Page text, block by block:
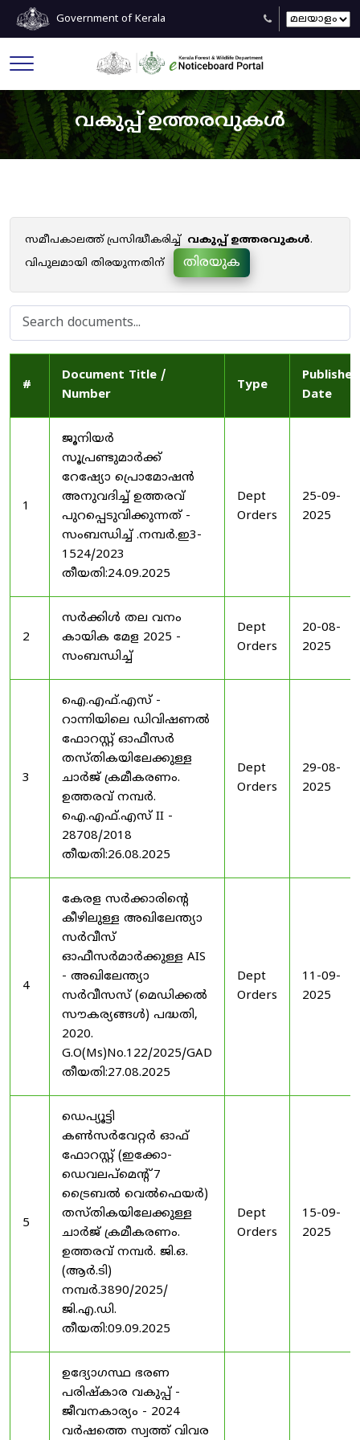
Government of Kerala
വകുപ്പ് ഉത്തരവുകൾ
സമീപകാലത്ത് പ്രസിദ്ധീകരിച്ച് വകുപ്പ് ഉത്തരവുകൾ.
വിപുലമായി തിരയുന്നതിന്
തിരയുക
#
Document Title /
Number
Type
Published
Date
1
ജൂനിയർ
സൂപ്രണ്ടുമാർക്ക്
റേഷ്യോ പ്രൊമോഷൻ
അനുവദിച്ച് ഉത്തരവ്
പുറപ്പെടുവിക്കുന്നത് -
സംബന്ധിച്ച് .നമ്പർ.ഇ3-
1524/2023
തീയതി:24.09.2025
Dept
Orders
25-09-
2025
2
സർക്കിൾ തല വനം
കായിക മേള 2025 -
സംബന്ധിച്ച്
Dept
Orders
20-08-
2025
3
ഐ.എഫ്.എസ് -
റാന്നിയിലെ ഡിവിഷണൽ
ഫോറസ്റ്റ് ഓഫീസർ
തസ്തികയിലേക്കുള്ള
ചാർജ് ക്രമീകരണം.
ഉത്തരവ് നമ്പർ.
ഐ.എഫ്.എസ് II -
28708/2018
തീയതി:26.08.2025
Dept
Orders
29-08-
2025
4
കേരള സർക്കാരിന്റെ
കീഴിലുള്ള അഖിലേന്ത്യാ
സർവീസ്
ഓഫീസർമാർക്കുള്ള AIS
- അഖിലേന്ത്യാ
സർവീസസ് (മെഡിക്കൽ
സൗകര്യങ്ങൾ) പദ്ധതി,
2020.
G.O(Ms)No.122/2025/GAD
തീയതി:27.08.2025
Dept
Orders
11-09-
2025
5
ഡെപ്യൂട്ടി
കൺസർവേറ്റർ ഓഫ്
ഫോറസ്റ്റ് (ഇക്കോ-
ഡെവലപ്മെന്റ് 7
ട്രൈബൽ വെൽഫെയർ)
തസ്തികയിലേക്കുള്ള
ചാർജ് ക്രമീകരണം.
ഉത്തരവ് നമ്പർ. ജി.ഒ.
(ആർ.ടി)
നമ്പർ.3890/2025/
ജി.എ.ഡി.
തീയതി:09.09.2025
Dept
Orders
15-09-
2025
ഉദ്യോഗസ്ഥ ഭരണ
പരിഷ്കാര വകുപ്പ് -
ജീവനകാര്യം - 2024
വർഷത്തെ സ്വത്ത് വിവര